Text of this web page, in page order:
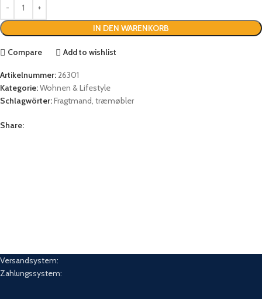
IN DEN WARENKORB
Compare Add to wishlist
Artikelnummer:26301
Kategorie:Wohnen & Lifestyle
Schlagwörter:Fragtmand, træmøbler
Share:
Versandsystem:
Zahlungssystem: